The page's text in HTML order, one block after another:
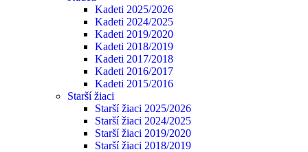
Kadeti 2025/2026
Kadeti 2024/2025
Kadeti 2019/2020
Kadeti 2018/2019
Kadeti 2017/2018
Kadeti 2016/2017
Kadeti 2015/2016
Starší žiaci
Starší žiaci 2025/2026
Starší žiaci 2024/2025
Starší žiaci 2019/2020
Starší žiaci 2018/2019